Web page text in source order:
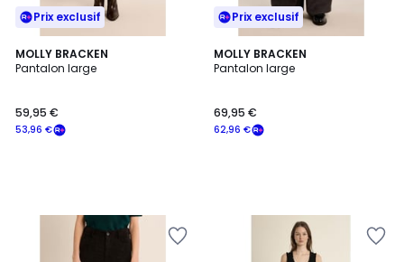
Prix exclusif
MOLLY BRACKEN
Pantalon large
53,96 €
59,95 €
Prix exclusif
MOLLY BRACKEN
Pantalon large
62,96 €
69,95 €